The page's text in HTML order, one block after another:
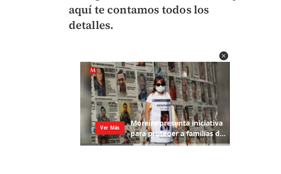
aquí te contamos todos los
detalles.